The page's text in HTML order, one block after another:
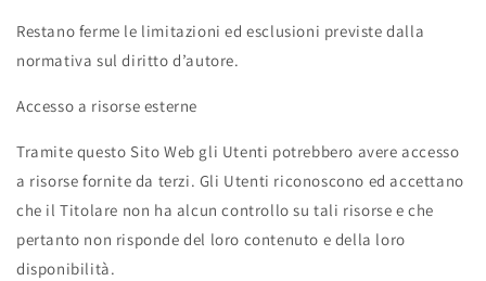
Restano ferme le limitazioni ed esclusioni previste dalla
normativa sul diritto d’autore.
Accesso a risorse esterne
Tramite questo Sito Web gli Utenti potrebbero avere accesso
a risorse fornite da terzi. Gli Utenti riconoscono ed accettano
che il Titolare non ha alcun controllo su tali risorse e che
pertanto non risponde del loro contenuto e della loro
disponibilità.